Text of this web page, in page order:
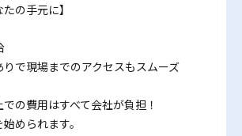
の手元に】
りで現場までのアクセスもスムーズ
の費用はすべて会社が負担！
められます。